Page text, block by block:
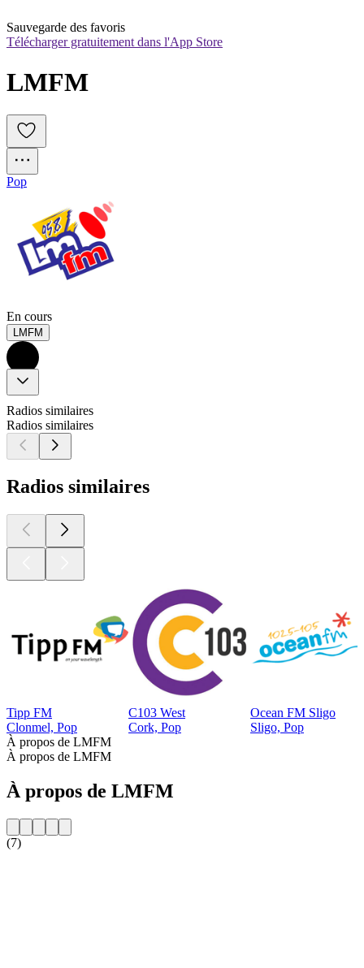
Sauvegarde des favoris
Télécharger gratuitement dans l'App Store
LMFM
Pop
En cours
LMFM
Radios similaires
Radios similaires
Radios similaires
Tipp FM
Clonmel, Pop
C103 West
Cork, Pop
Ocean FM Sligo
Sligo, Pop
À propos de LMFM
À propos de LMFM
À propos de LMFM
(7)